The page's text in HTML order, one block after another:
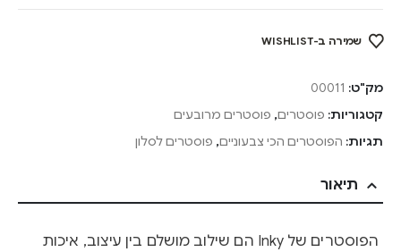
שמירה ב-WISHLIST
מק"ט: 00011
קטגוריות: פוסטרים, פוסטרים מרובעים
תגיות: הפוסטרים הכי צבעוניים, פוסטרים לסלון
תיאור
הפוסטרים של Inky הם שילוב מושלם בין עיצוב, איכות